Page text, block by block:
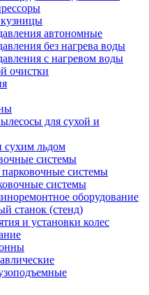
автономные
без нагрева воды
с нагревом воды
очистки
для сухой и
сухим льдом
системы
системы
системы
оборудование
станок (стенд)
и установки колес